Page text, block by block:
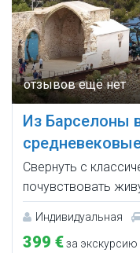
Из Барселоны
Свернуть с
почувствовать
Индивидуальная
399 €за экскурсию